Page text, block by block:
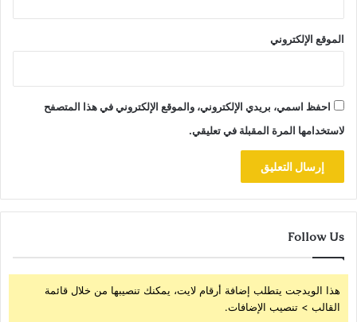
الموقع الإلكتروني
احفظ اسمي، بريدي الإلكتروني، والموقع الإلكتروني في هذا المتصفح
لاستخدامها المرة المقبلة في تعليقي.
Follow Us
هذا الويدجت يتطلب إضافة أرقام لايت، يمكنك تنصيبها من خلال قائمة
القالب > تنصيب الإضافات.